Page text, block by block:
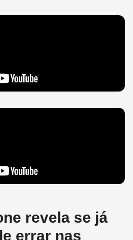
revela se já
errar nas